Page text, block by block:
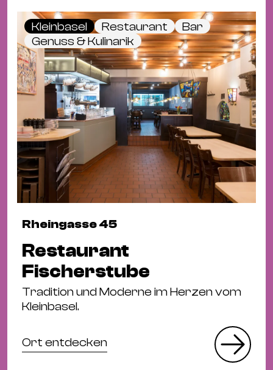
Kleinbasel Restaurant
Bar
Genuss & Kulinarik
Rheingasse 45
Restaurant
Fischerstube
Tradition und Moderne im Herzen vom
Kleinbasel.
Ort entdecken